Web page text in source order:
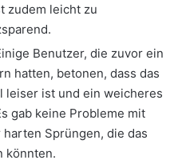
zudem leicht zu
Benutzer, die zuvor ein
hatten, betonen, dass das
leiser ist und ein weicheres
gab keine Probleme mit
Sprüngen, die das
könnten.